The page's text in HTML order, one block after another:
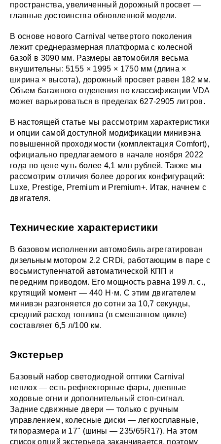
пространства, увеличенный дорожный просвет —
главные достоинства обновленной модели.
В основе нового Carnival четвертого поколения
лежит среднеразмерная платформа с колесной
базой в 3090 мм. Размеры автомобиля весьма
внушительны: 5155 × 1995 × 1750 мм (длина ×
ширина × высота), дорожный просвет равен 182 мм.
Объем багажного отделения по классификации VDA
может варьироваться в пределах 627-2905 литров.
В настоящей статье мы рассмотрим характеристики
и опции самой доступной модификации минивэна
повышенной проходимости (комплектация Comfort),
официально предлагаемого в начале ноября 2022
года по цене чуть более 4,1 млн рублей. Также мы
рассмотрим отличия более дорогих конфигураций:
Luxe, Prestige, Premium и Premium+. Итак, начнем с
двигателя.
Технические характеристики
В базовом исполнении автомобиль агрегатирован
дизельным мотором 2.2 CRDi, работающим в паре с
восьмиступенчатой автоматической КПП и
передним приводом. Его мощность равна 199 л. с.,
крутящий момент — 440 Н·м. С этим двигателем
минивэн разгоняется до сотни за 10,7 секунды,
средний расход топлива (в смешанном цикле)
составляет 6,5 л/100 км.
Экстерьер
Базовый набор светодиодной оптики Carnival
неплох — есть рефлекторные фары, дневные
ходовые огни и дополнительный стоп-сигнал.
Задние сдвижные двери — только с ручным
управлением, колесные диски — легкосплавные,
типоразмера и 17" (шины — 235/65R17). На этом
список опций экстерьера заканчивается, поэтому